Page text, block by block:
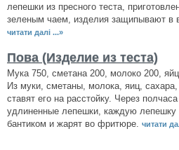
лепешки из пресного теста,
зеленым чаем, изделия защипывают в
читати далі ...»
Пова (Изделие из теста)
Мука 750, сметана 200, молоко 200,
Из муки, сметаны, молока, яиц,
ставят его на расстойку. Через
удлиненные лепешки, каждую лепешку
бантиком и жарят во фритюре.
читати